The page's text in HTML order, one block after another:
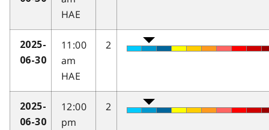
HAE
2025-
06-30
11:00
am
HAE
2
2025-
06-30
12:00
pm
2